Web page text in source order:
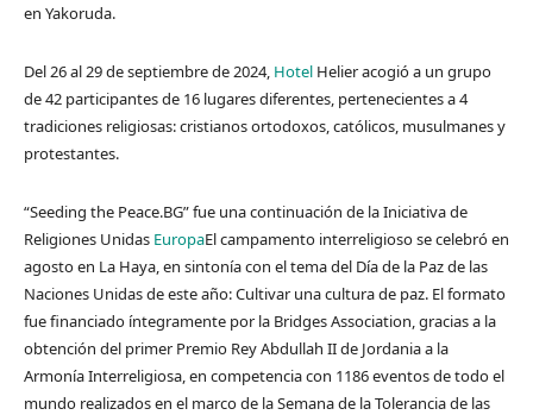
en Yakoruda.
Del 26 al 29 de septiembre de 2024, Hotel Helier acogió a un grupo
de 42 participantes de 16 lugares diferentes, pertenecientes a 4
tradiciones religiosas: cristianos ortodoxos, católicos, musulmanes y
protestantes.
“Seeding the Peace.BG” fue una continuación de la Iniciativa de
Religiones Unidas EuropaEl campamento interreligioso se celebró en
agosto en La Haya, en sintonía con el tema del Día de la Paz de las
Naciones Unidas de este año: Cultivar una cultura de paz. El formato
fue financiado íntegramente por la Bridges Association, gracias a la
obtención del primer Premio Rey Abdullah II de Jordania a la
Armonía Interreligiosa, en competencia con 1186 eventos de todo el
mundo realizados en el marco de la Semana de la Tolerancia de las